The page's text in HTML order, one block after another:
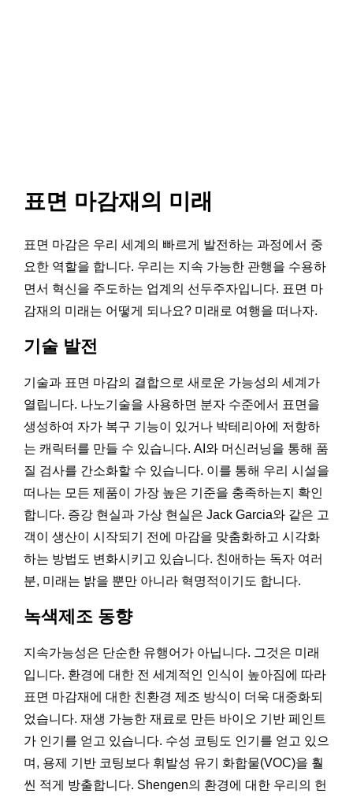
표면 마감재의 미래
표면 마감은 우리 세계의 빠르게 발전하는 과정에서 중
요한 역할을 합니다. 우리는 지속 가능한 관행을 수용하
면서 혁신을 주도하는 업계의 선두주자입니다. 표면 마
감재의 미래는 어떻게 되나요? 미래로 여행을 떠나자.
기술 발전
기술과 표면 마감의 결합으로 새로운 가능성의 세계가
열립니다. 나노기술을 사용하면 분자 수준에서 표면을
생성하여 자가 복구 기능이 있거나 박테리아에 저항하
는 캐릭터를 만들 수 있습니다. AI와 머신러닝을 통해 품
질 검사를 간소화할 수 있습니다. 이를 통해 우리 시설을
떠나는 모든 제품이 가장 높은 기준을 충족하는지 확인
합니다. 증강 현실과 가상 현실은 Jack Garcia와 같은 고
객이 생산이 시작되기 전에 마감을 맞춤화하고 시각화
하는 방법도 변화시키고 있습니다. 친애하는 독자 여러
분, 미래는 밝을 뿐만 아니라 혁명적이기도 합니다.
녹색제조 동향
지속가능성은 단순한 유행어가 아닙니다. 그것은 미래
입니다. 환경에 대한 전 세계적인 인식이 높아짐에 따라
표면 마감재에 대한 친환경 제조 방식이 더욱 대중화되
었습니다. 재생 가능한 재료로 만든 바이오 기반 페인트
가 인기를 얻고 있습니다. 수성 코팅도 인기를 얻고 있으
며, 용제 기반 코팅보다 휘발성 유기 화합물(VOC)을 훨
씬 적게 방출합니다. Shengen의 환경에 대한 우리의 헌